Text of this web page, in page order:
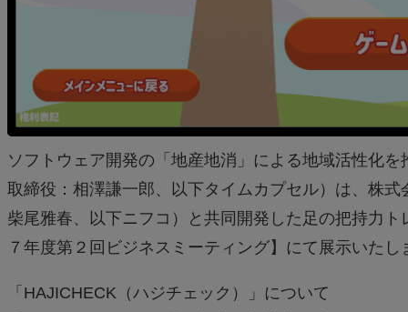
ソフトウェア開発の「地産地消」による地域活性化
取締役：相澤謙一郎、以下タイムカプセル）は、株
柴尾雅春、以下ニフコ）と共同開発した足の把持力
７年度第２回ビジネスミーティング】にて展示いたし
「HAJICHECK（ハジチェック）」について